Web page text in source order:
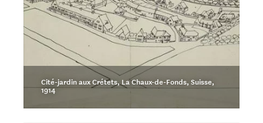
Cité-jardin aux Crétets, La Chaux-de-Fonds, Suisse,
1914